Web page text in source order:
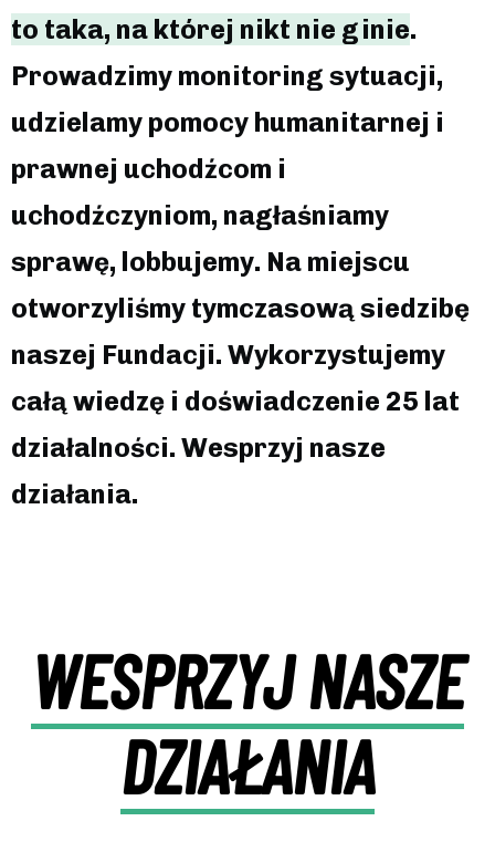
to taka, na której nikt nie ginie.
Prowadzimy monitoring sytuacji,
udzielamy pomocy humanitarnej i
prawnej uchodźcom i
uchodźczyniom, nagłaśniamy
sprawę, lobbujemy. Na miejscu
otworzyliśmy tymczasową siedzibę
naszej Fundacji. Wykorzystujemy
całą wiedzę i doświadczenie 25 lat
działalności. Wesprzyj nasze
działania.
WESPRZYJ NASZE
DZIAŁANIA